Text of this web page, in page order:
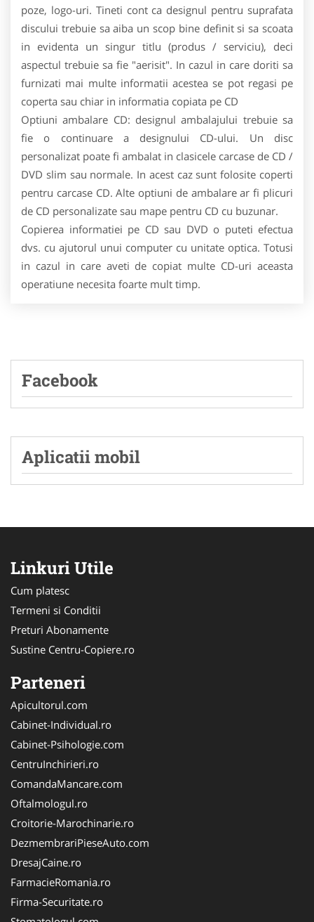
poze, logo-uri. Tineti cont ca designul pentru suprafata
discului trebuie sa aiba un scop bine definit si sa scoata
in evidenta un singur titlu (produs / serviciu), deci
aspectul trebuie sa fie "aerisit". In cazul in care doriti sa
furnizati mai multe informatii acestea se pot regasi pe
coperta sau chiar in informatia copiata pe CD
Optiuni ambalare CD: designul ambalajului trebuie sa
fie o continuare a designului CD-ului. Un disc
personalizat poate fi ambalat in clasicele carcase de CD /
DVD slim sau normale. In acest caz sunt folosite coperti
pentru carcase CD. Alte optiuni de ambalare ar fi plicuri
de CD personalizate sau mape pentru CD cu buzunar.
Copierea informatiei pe CD sau DVD o puteti efectua
dvs. cu ajutorul unui computer cu unitate optica. Totusi
in cazul in care aveti de copiat multe CD-uri aceasta
operatiune necesita foarte mult timp.
Facebook
Aplicatii mobil
Linkuri Utile
Cum platesc
Termeni si Conditii
Preturi Abonamente
Sustine Centru-Copiere.ro
Parteneri
Apicultorul.com
Cabinet-Individual.ro
Cabinet-Psihologie.com
CentruInchirieri.ro
ComandaMancare.com
Oftalmologul.ro
Croitorie-Marochinarie.ro
DezmembrariPieseAuto.com
DresajCaine.ro
FarmacieRomania.ro
Firma-Securitate.ro